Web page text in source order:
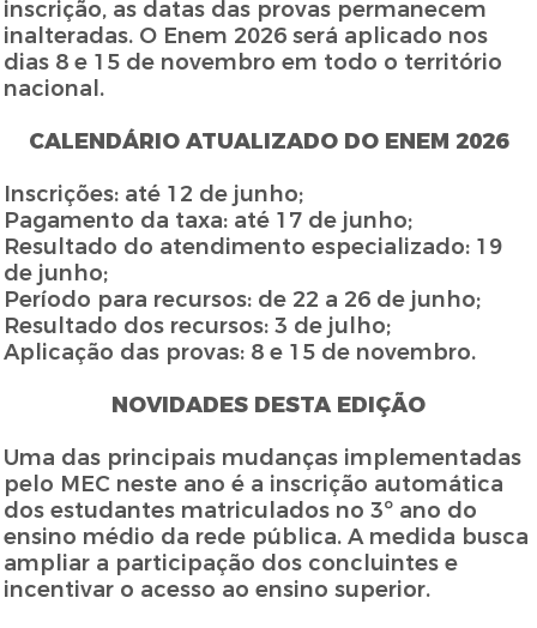
inscrição, as datas das provas permanecem
inalteradas. O Enem 2026 será aplicado nos
dias 8 e 15 de novembro em todo o território
nacional.
CALENDÁRIO ATUALIZADO DO ENEM 2026
Inscrições: até 12 de junho;
Pagamento da taxa: até 17 de junho;
Resultado do atendimento especializado: 19
de junho;
Período para recursos: de 22 a 26 de junho;
Resultado dos recursos: 3 de julho;
Aplicação das provas: 8 e 15 de novembro.
NOVIDADES DESTA EDIÇÃO
Uma das principais mudanças implementadas
pelo MEC neste ano é a inscrição automática
dos estudantes matriculados no 3º ano do
ensino médio da rede pública. A medida busca
ampliar a participação dos concluintes e
incentivar o acesso ao ensino superior.